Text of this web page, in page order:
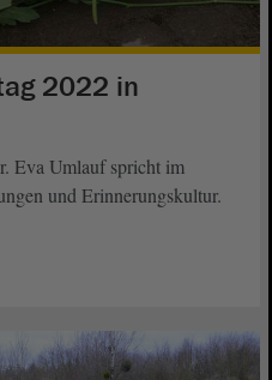
2022 in
Eva Umlauf spricht im
und Erinnerungskultur.